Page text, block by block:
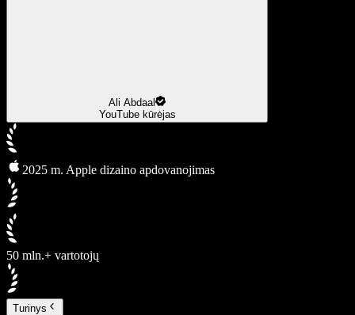
Ali Abdaal
YouTube kūrėjas
2025 m. Apple dizaino apdovanojimas
50 mln.+ vartotojų
Turinys